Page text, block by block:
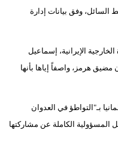
للنفط السائل، وفق بيانات إدارة
الإيرانية، إسماعيل
مضيق هرمز، واصفاً إياها بأنها
بـ"التواطؤ في العدوان
المسؤولية الكاملة عن مشاركتها